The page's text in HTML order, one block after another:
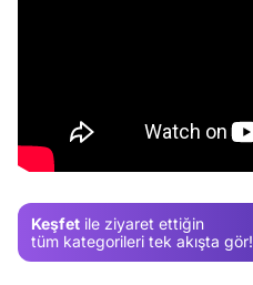
Keşfet ile ziyaret ettiğin
tüm kategorileri tek akışta gör!